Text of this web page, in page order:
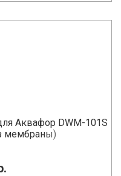
Аквафор DWM-101S
мембраны)